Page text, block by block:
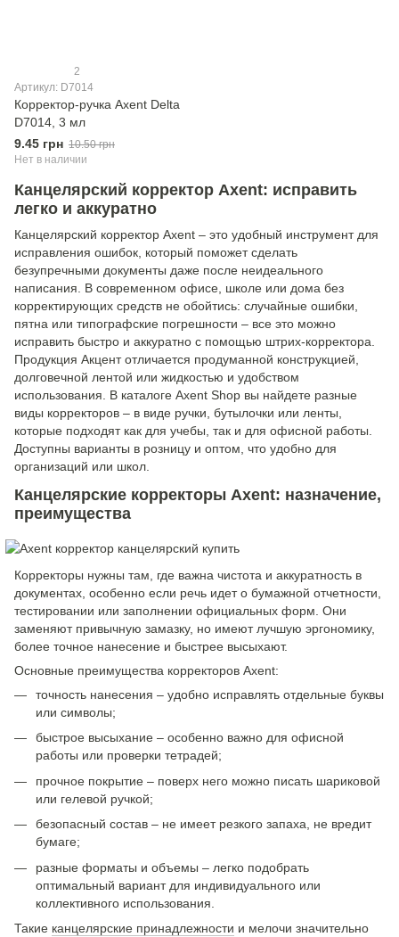
2
Артикул: D7014
Корректор-ручка Axent Delta
D7014, 3 мл
9.45 грн 10.50 грн
Нет в наличии
Канцелярский корректор Axent: исправить
легко и аккуратно
Канцелярский корректор Axent – ​​это удобный инструмент для
исправления ошибок, который поможет сделать
безупречными документы даже после неидеального
написания. В современном офисе, школе или дома без
корректирующих средств не обойтись: случайные ошибки,
пятна или типографские погрешности – все это можно
исправить быстро и аккуратно с помощью штрих-корректора.
Продукция Акцент отличается продуманной конструкцией,
долговечной лентой или жидкостью и удобством
использования. В каталоге Axent Shop вы найдете разные
виды корректоров – в виде ручки, бутылочки или ленты,
которые подходят как для учебы, так и для офисной работы.
Доступны варианты в розницу и оптом, что удобно для
организаций или школ.
Канцелярские корректоры Axent: назначение,
преимущества
Корректоры нужны там, где важна чистота и аккуратность в
документах, особенно если речь идет о бумажной отчетности,
тестировании или заполнении официальных форм. Они
заменяют привычную замазку, но имеют лучшую эргономику,
более точное нанесение и быстрее высыхают.
Основные преимущества корректоров Axent:
точность нанесения – удобно исправлять отдельные буквы
или символы;
быстрое высыхание – особенно важно для офисной
работы или проверки тетрадей;
прочное покрытие – поверх него можно писать шариковой
или гелевой ручкой;
безопасный состав – не имеет резкого запаха, не вредит
бумаге;
разные форматы и объемы – легко подобрать
оптимальный вариант для индивидуального или
коллективного использования.
Такие канцелярские принадлежности и мелочи значительно